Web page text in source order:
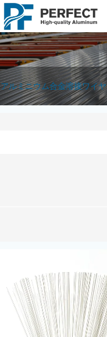
アルミニウム合金溶接ワイヤ